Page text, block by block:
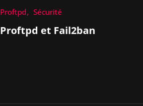
Proftpd Sécurité
Proftpd et Fail2ban